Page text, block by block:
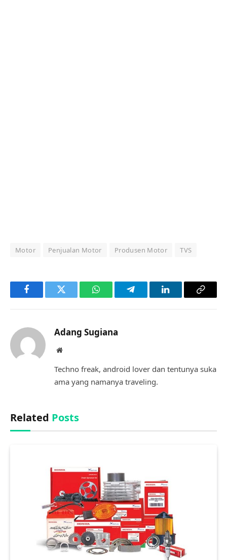
Motor Penjualan Motor Produsen Motor TVS
FacebookTwitter WhatsAppTelegramLinkedInCopy
Adang Sugiana
Website
Techno freak, android lover dan tentunya suka
ama yang namanya traveling.
Related Posts